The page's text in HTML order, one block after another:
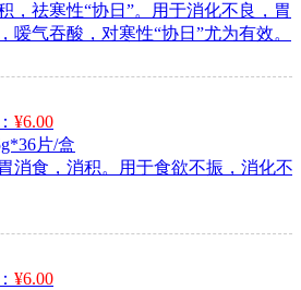
，祛寒性“协日”。用于消化不良，胃
嗳气吞酸，对寒性“协日”尤为有效。
¥6.00
片/盒
消食，消积。用于食欲不振，消化不
¥6.00